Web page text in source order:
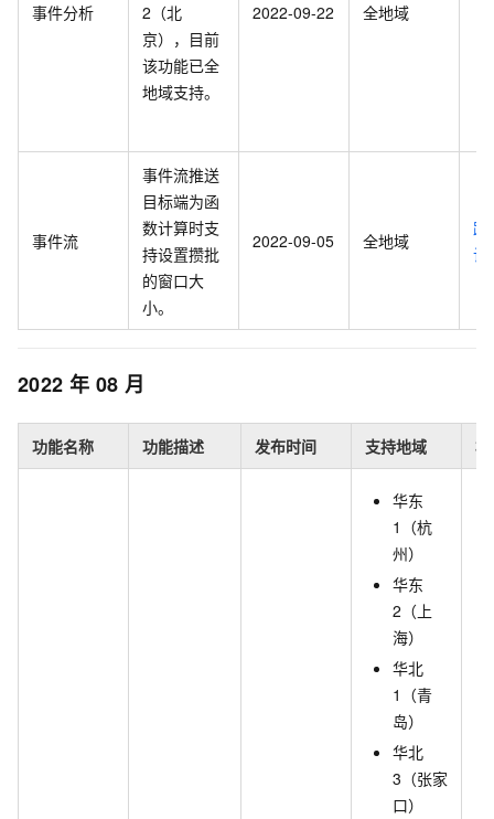
事件分析
2（北
京），目前
该功能已全
地域支持。
2022-09-22 全地域
事件流
事件流推送
目标端为函
数计算时支
持设置攒批
的窗口大
小。
2022-09-05 全地域
路
计
2022 年 08 月
功能名称 功能描述 发布时间 支持地域
华东
1（杭
州）
华东
2（上
海）
华北
1（青
岛）
华北
3（张家
口）